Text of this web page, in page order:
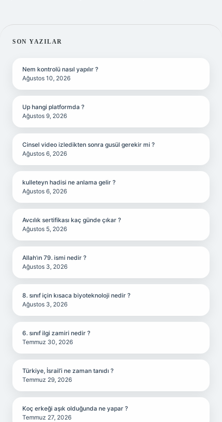
SIDEBAR
SON YAZILAR
Nem kontrolü nasıl yapılır ?
Ağustos 10, 2026
Up hangi platformda ?
Ağustos 9, 2026
Cinsel video izledikten sonra gusül gerekir mi ?
Ağustos 6, 2026
kulleteyn hadisi ne anlama gelir ?
Ağustos 6, 2026
Avcılık sertifikası kaç günde çıkar ?
Ağustos 5, 2026
Allah’ın 79. ismi nedir ?
Ağustos 3, 2026
8. sınıf için kısaca biyoteknoloji nedir ?
Ağustos 3, 2026
6. sınıf ilgi zamiri nedir ?
Temmuz 30, 2026
Türkiye, İsrail’i ne zaman tanıdı ?
Temmuz 29, 2026
Koç erkeği aşık olduğunda ne yapar ?
Temmuz 27, 2026